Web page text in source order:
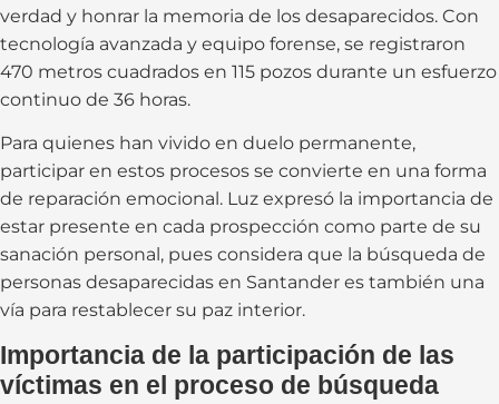
verdad y honrar la memoria de los desaparecidos. Con
tecnología avanzada y equipo forense, se registraron
470 metros cuadrados en 115 pozos durante un esfuerzo
continuo de 36 horas.
Para quienes han vivido en duelo permanente,
participar en estos procesos se convierte en una forma
de reparación emocional. Luz expresó la importancia de
estar presente en cada prospección como parte de su
sanación personal, pues considera que la búsqueda de
personas desaparecidas en Santander es también una
vía para restablecer su paz interior.
Importancia de la participación de las
víctimas en el proceso de búsqueda